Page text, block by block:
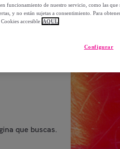
POR
que buscas.
funcionamiento de nuestro servicio, como las
y no están sujetas a consentimiento. Para
Cookies accesible AQUÍ.
Configurar